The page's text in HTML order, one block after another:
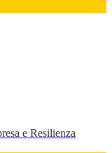
e Resilienza